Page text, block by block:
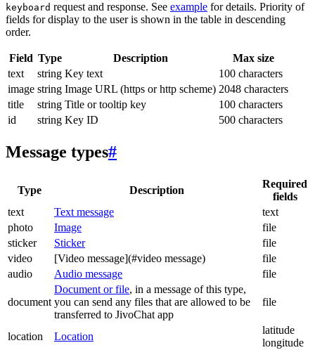
keyboard request and response. See example for details. Priority of
fields for display to the user is shown in the table in descending
order.
Field Type Description
Max size
text
string Key text
100 characters
image string Image URL (https or http scheme) 2048 characters
title
string Title or tooltip key
100 characters
id
string Key ID 500 characters
Message types#
Type Description
Required
fields
text
Text message
text
photo
Image
file
sticker
Sticker
file
video
[Video message](#video message)
file
audio
Audio message file
document
Document or file, in a message of this type,
you can send any files that are allowed to be
transferred to JivoChat app
file
location Location
latitude
longitude